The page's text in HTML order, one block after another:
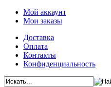
Мой аккаунт
Мои заказы
Доставка
Оплата
Контакты
Конфиденциальность